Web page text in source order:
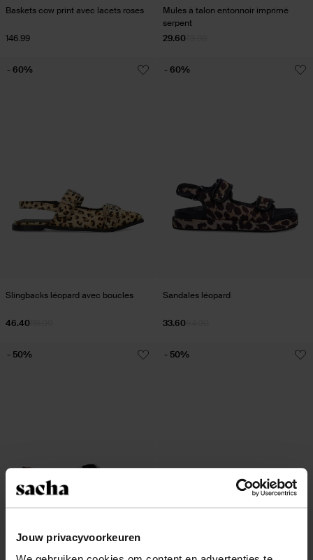
Jouw privacyvoorkeuren
Baskets cow print avec lacets roses
146.99
Mules à talon entonnoir imprimé
serpent
29.60
Slingbacks léopard avec boucles
46.40
- 60%
Sandales léopard
33.60
- 60%
- 50% - 50%